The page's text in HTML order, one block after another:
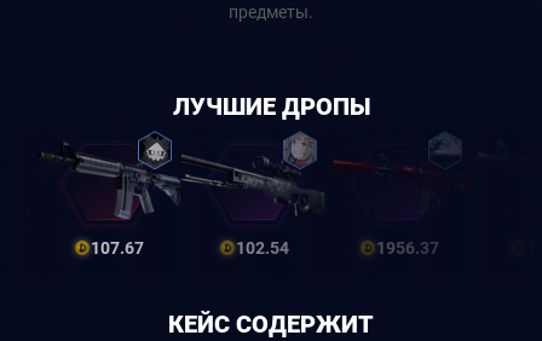
предметы.
ЛУЧШИЕ ДРОПЫ
107.67 102.54 1956.37
КЕЙС СОДЕРЖИТ